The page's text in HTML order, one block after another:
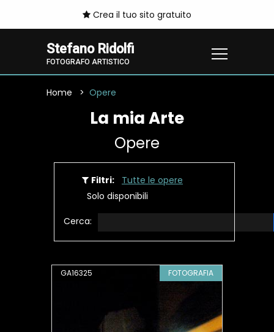
Crea il tuo sito gratuito
Stefano Ridolfi
FOTOGRAFO ARTISTICO
Home Opere
La mia Arte
Opere
Filtri:
Tutte le opere
Solo disponibili
Cerca:
GA16325 FOTOGRAFIA